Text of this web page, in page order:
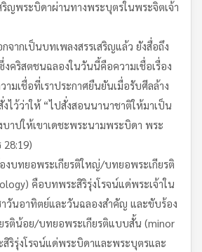
ริญพระบิดาผ่านทางพระบุตรในพระจิตเจ้า
จากเป็นบทเพลงสรรเสริญแล้ว ยังสื่อถึง
คริสตชนฉลองในวันนี้คือความเชื่อเรื่อง
มเชื่อที่เราประกาศยืนยันเมื่อรับศีลล้าง
ไว้ว่าให้ “ไปสั่งสอนนานาชาติให้มาเป็น
บาปให้เขาเดชะพระนามพระบิดา พระ
บทยอพระเกียรติใหญ่/บทยอพระเกียรติ
คือบทพระสิริรุ่งโรจน์แด่พระเจ้าใน
วันอาทิตย์และวันฉลองสำคัญ และขับร้อง
รติน้อย/บทยอพระเกียรติแบบสั้น (minor
ริรุ่งโรจน์แด่พระบิดาและพระบุตรและ